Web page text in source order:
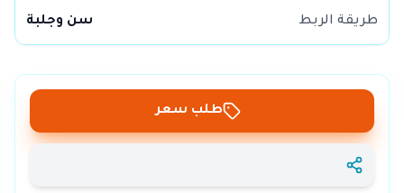
طريقة الربط سن وجلبة
طلب سعر